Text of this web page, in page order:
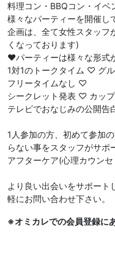
料理コン・BBQコン・イベ
様々なパーティーを開催し
企画は、全て女性スタッフ
くなっております)
❤︎パーティーは様々な形式
1対1のトークタイム ♡ グ
フリータイムなし ♡
シークレット発表 ♡ カッ
テレビでおなじみの公開
1人参加の方、初めて参加
らない事をスタッフがサポ
アフターケア(心理カウンセ
より良い出会いをサポート
軽にお問い合わせ下さい。
※オミカレでの会員登録に